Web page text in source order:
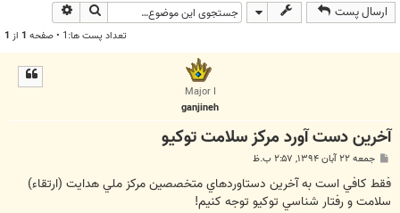
ارسال پست جستجو
تعداد پست ها:1 • صفحه 1 از 1
Major I
ganjineh
آخرین دست آورد مرکز سلامت توکیو
ت
جمعه ۲۲ آبان ۱۳۹۴, ۲:۵۷ ب.ظ
فقط کافي است به آخرين دستاوردهاي متخصصين مرکز ملي هدايت (ارتقاء)
سلامت و رفتار شناسي توکيو توجه کنيم!